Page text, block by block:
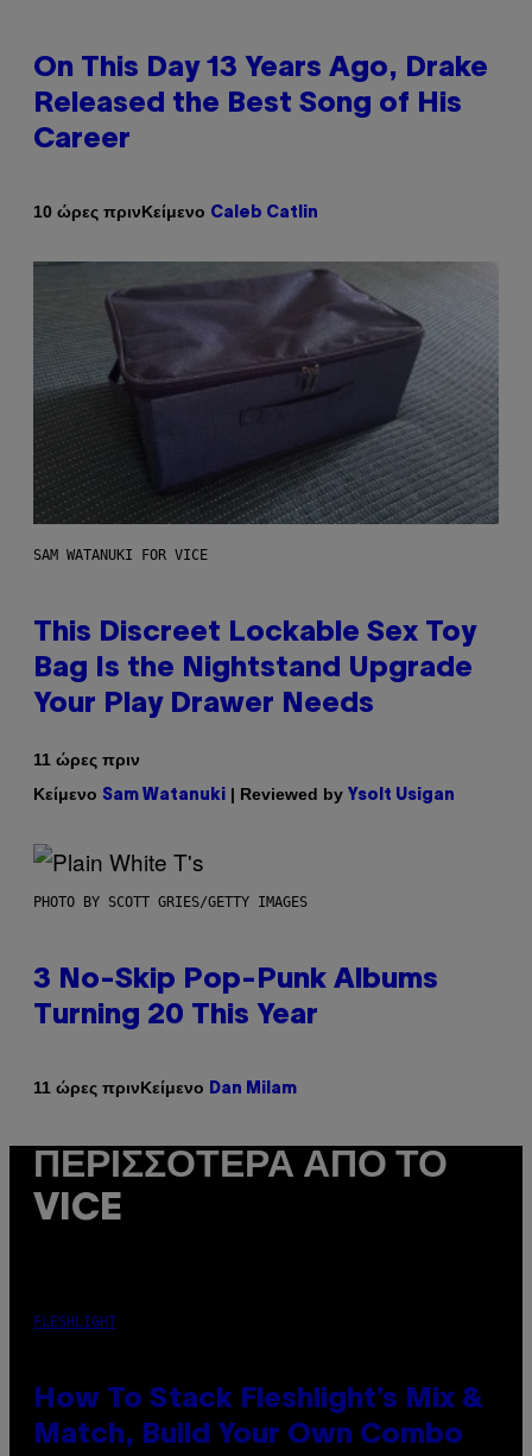
On This Day 13 Years Ago, Drake
Released the Best Song of His
Career
10 ώρες πρινΚείμενο Caleb Catlin
SAM WATANUKI FOR VICE
This Discreet Lockable Sex Toy
Bag Is the Nightstand Upgrade
Your Play Drawer Needs
11 ώρες πριν
Κείμενο Sam Watanuki | Reviewed by Ysolt Usigan
PHOTO BY SCOTT GRIES/GETTY IMAGES
3 No-Skip Pop-Punk Albums
Turning 20 This Year
11 ώρες πρινΚείμενο Dan Milam
ΠΕΡΙΣΣΌΤΕΡΑ ΑΠΌ ΤΟ
VICE
FLESHLIGHT
How To Stack Fleshlight’s Mix &
Match, Build Your Own Combo